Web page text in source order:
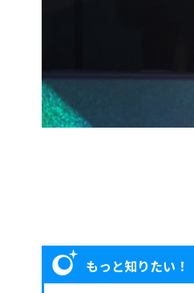
もっと知りたい！